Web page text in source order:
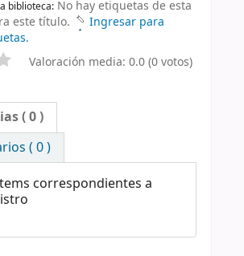
biblioteca: No hay etiquetas de esta
este título.
Ingresar para
Valoración media: 0.0 (0 votos)
( 0 )
( 0 )
correspondientes a